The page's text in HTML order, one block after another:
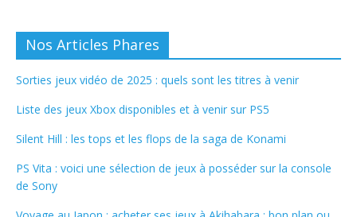
Nos Articles Phares
Sorties jeux vidéo de 2025 : quels sont les titres à venir
Liste des jeux Xbox disponibles et à venir sur PS5
Silent Hill : les tops et les flops de la saga de Konami
PS Vita : voici une sélection de jeux à posséder sur la console
de Sony